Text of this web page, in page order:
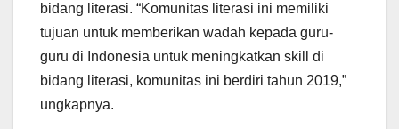
bidang literasi. “Komunitas literasi ini memiliki
tujuan untuk memberikan wadah kepada guru-
guru di Indonesia untuk meningkatkan skill di
bidang literasi, komunitas ini berdiri tahun 2019,”
ungkapnya.